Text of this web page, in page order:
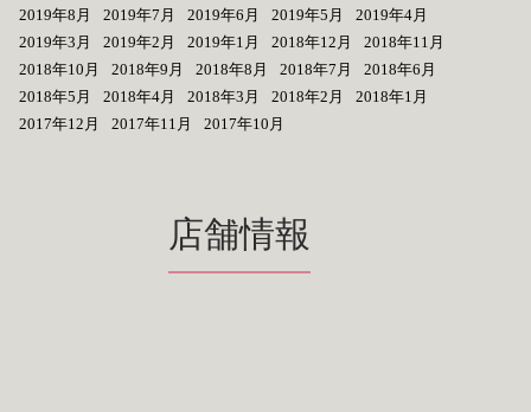
2019年8月
2019年7月 2019年6月 2019年5月
2019年4月
2019年3月
2019年2月 2019年1月 2018年12月
2018年11月
2018年10月
2018年9月 2018年8月 2018年7月
2018年6月
2018年5月
2018年4月 2018年3月 2018年2月
2018年1月
2017年12月
2017年11月 2017年10月
店舗情報